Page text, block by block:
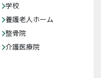
学校
養護老人ホーム
整骨院
介護医療院